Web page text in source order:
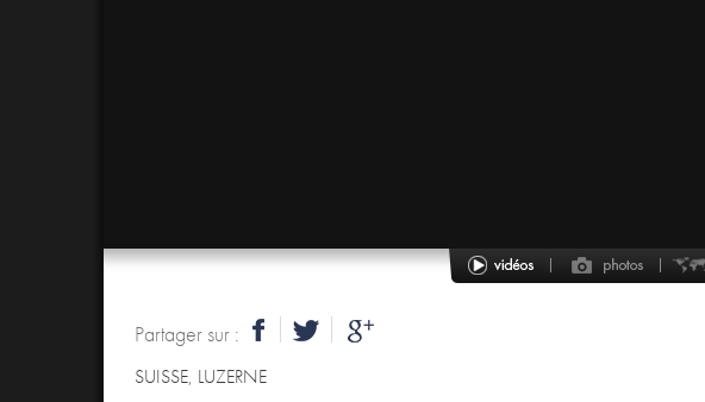
Partager sur :
SUISSE, LUZERNE